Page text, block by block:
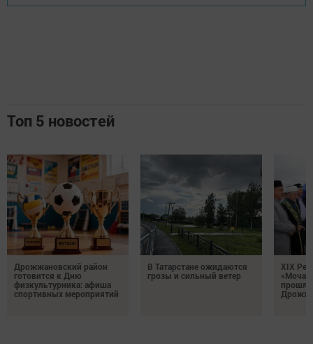
Топ 5 новостей
Дрожжановский район
готовится к Дню
физкультурника: афиша
спортивных мероприятий
В Татарстане ожидаются
грозы и сильный ветер
XIX